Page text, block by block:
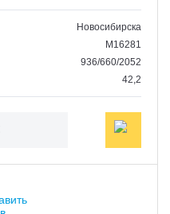
Новосибирска
M16281
936/660/2052
42,2